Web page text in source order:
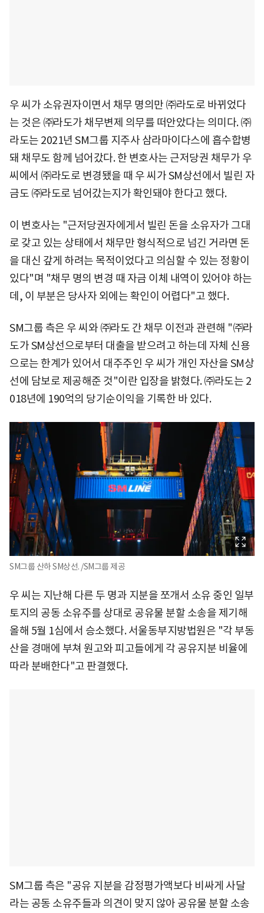
우 씨가 소유권자이면서 채무 명의만 ㈜라도로 바뀌었다
는 것은 ㈜라도가 채무변제 의무를 떠안았다는 의미다. ㈜
라도는 2021년 SM그룹 지주사 삼라마이다스에 흡수합병
돼 채무도 함께 넘어갔다. 한 변호사는 근저당권 채무가 우
씨에서 ㈜라도로 변경됐을 때 우 씨가 SM상선에서 빌린 자
금도 ㈜라도로 넘어갔는지가 확인돼야 한다고 했다.
이 변호사는 "근저당권자에게서 빌린 돈을 소유자가 그대
로 갖고 있는 상태에서 채무만 형식적으로 넘긴 거라면 돈
을 대신 갚게 하려는 목적이었다고 의심할 수 있는 정황이
있다"며 "채무 명의 변경 때 자금 이체 내역이 있어야 하는
데, 이 부분은 당사자 외에는 확인이 어렵다"고 했다.
SM그룹 측은 우 씨와 ㈜라도 간 채무 이전과 관련해 "㈜라
도가 SM상선으로부터 대출을 받으려고 하는데 자체 신용
으로는 한계가 있어서 대주주인 우 씨가 개인 자산을 SM상
선에 담보로 제공해준 것"이란 입장을 밝혔다. ㈜라도는 2
018년에 190억의 당기순이익을 기록한 바 있다.
SM그룹 산하 SM상선. /SM그룹 제공
우 씨는 지난해 다른 두 명과 지분을 쪼개서 소유 중인 일부
토지의 공동 소유주를 상대로 공유물 분할 소송을 제기해
올해 5월 1심에서 승소했다. 서울동부지방법원은 "각 부동
산을 경매에 부쳐 원고와 피고들에게 각 공유지분 비율에
따라 분배한다"고 판결했다.
SM그룹 측은 "공유 지분을 감정평가액보다 비싸게 사달
라는 공동 소유주들과 의견이 맞지 않아 공유물 분할 소송